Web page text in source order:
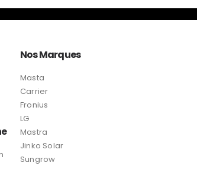
Nos Marques
Masta
Carrier
Fronius
LG
Mastra
Jinko Solar
Sungrow